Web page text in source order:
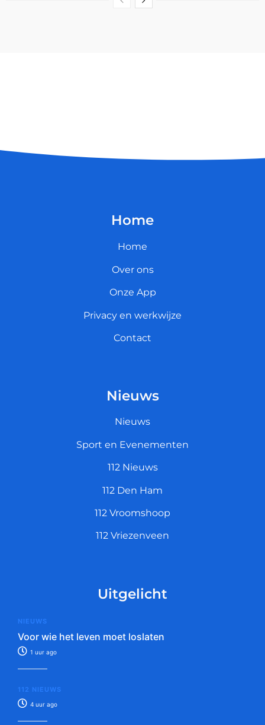
Home
Home
Over ons
Onze App
Privacy en werkwijze
Contact
Nieuws
Nieuws
Sport en Evenementen
112 Nieuws
112 Den Ham
112 Vroomshoop
112 Vriezenveen
Uitgelicht
NIEUWS
Voor wie het leven moet loslaten
1 uur ago
112 NIEUWS
4 uur ago